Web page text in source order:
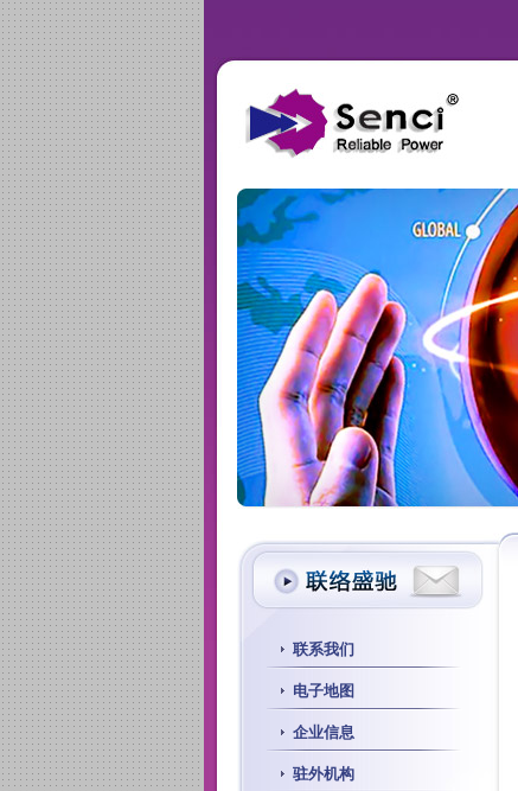
联系我们
电子地图
企业信息
驻外机构